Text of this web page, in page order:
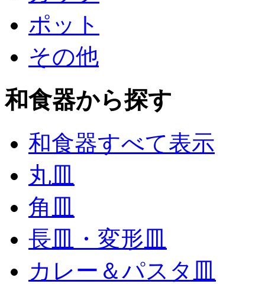
ポット
その他
和食器から探す
和食器すべて表示
丸皿
角皿
長皿・変形皿
カレー＆パスタ皿